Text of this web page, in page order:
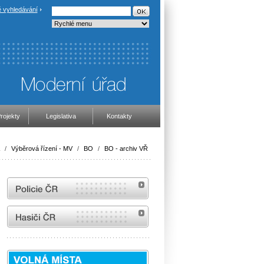
vyhledávání
Legislativa Kontakty
/ Výběrová řízení - MV / BO / BO - archiv VŘ
internetové stránky Policie ČR
internetové stránky Hasiči ČR